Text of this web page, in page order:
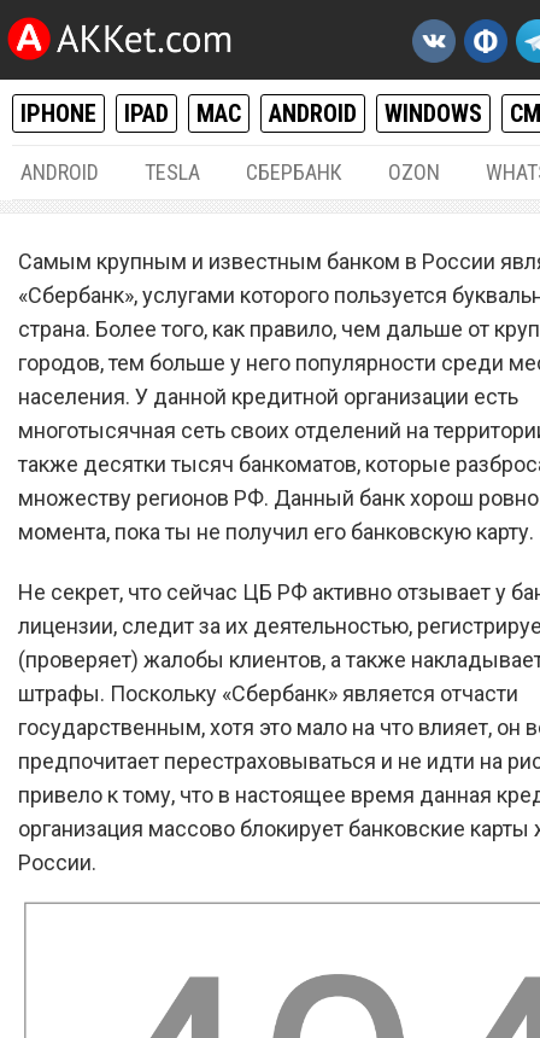
IPHONE IPAD MAC ANDROID WINDOWS
ANDROID TESLA СБЕРБАНК OZON
«Сбербанк» массово
банковские карты
России
Самым крупным и известным банком в России
«Сбербанк», услугами которого пользуется
страна. Более того, как правило, чем дальше от
городов, тем больше у него популярности среди
населения. У данной кредитной организации есть
многотысячная сеть своих отделений на
также десятки тысяч банкоматов, которые
множеству регионов РФ. Данный банк хорош ровно
момента, пока ты не получил его банковскую карту.
Не секрет, что сейчас ЦБ РФ активно отзывает у
лицензии, следит за их деятельностью,
(проверяет) жалобы клиентов, а также
штрафы. Поскольку «Сбербанк» является отчасти
государственным, хотя это мало на что влияет, он
предпочитает перестраховываться и не идти на
привело к тому, что в настоящее время данная
организация массово блокирует банковские карты
России.